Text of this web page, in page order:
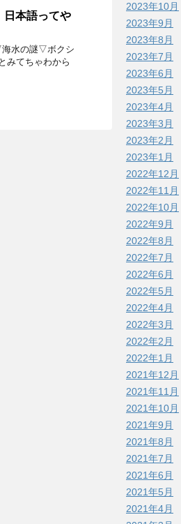
本語ってや
海水の謎▽ボクシ
みてちゃわから
2023年10月
2023年9月
2023年8月
2023年7月
2023年6月
2023年5月
2023年4月
2023年3月
2023年2月
2023年1月
2022年12月
2022年11月
2022年10月
2022年9月
2022年8月
2022年7月
2022年6月
2022年5月
2022年4月
2022年3月
2022年2月
2022年1月
2021年12月
2021年11月
2021年10月
2021年9月
2021年8月
2021年7月
2021年6月
2021年5月
2021年4月